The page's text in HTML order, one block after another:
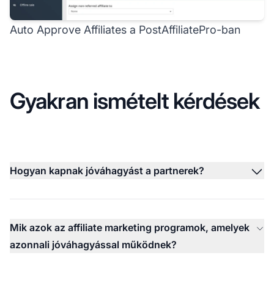
Auto Approve Affiliates a PostAffiliatePro-ban
Gyakran ismételt kérdések
Hogyan kapnak jóváhagyást a partnerek?
Mik azok az affiliate marketing programok, amelyek
azonnali jóváhagyással működnek?